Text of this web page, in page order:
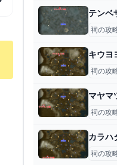
祠の攻
祠の攻
祠の攻
祠の攻